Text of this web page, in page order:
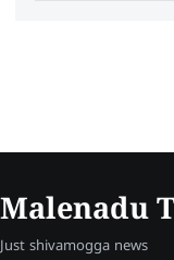
Malenadu
Just shivamogga news